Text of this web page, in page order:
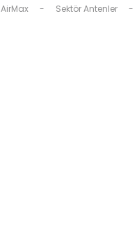
AirMax Sektör Antenler